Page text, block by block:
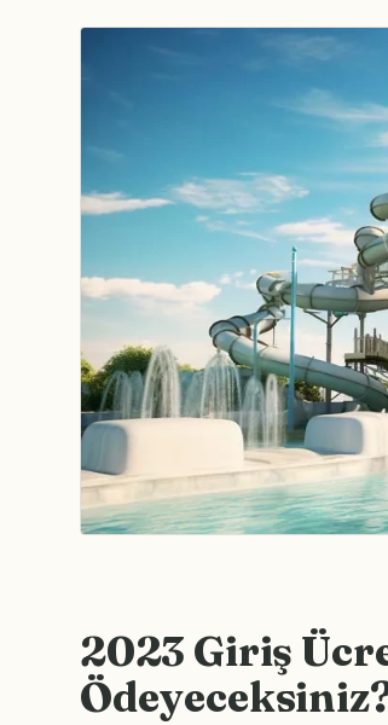
2023 Giriş